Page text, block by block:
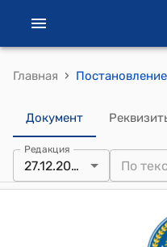
Главная ›
Документ
Редакция
27.12.2023